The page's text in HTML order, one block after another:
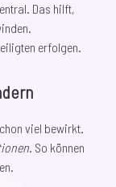
Das hilft,
erfolgen.
viel bewirkt.
. So können